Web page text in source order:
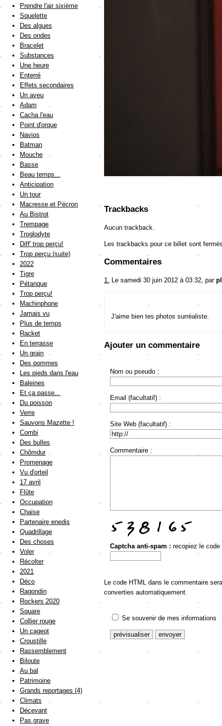
Trackbacks
Aucun trackback.
Les trackbacks pour ce billet sont
Commentaires
1. Le samedi 30 juin 2012 à 03:32, par
J'aime bien tes photos surréaliste.
Ajouter un commentaire
Nom ou pseudo :
Email (facultatif) :
Site Web (facultatif) :
Commentaire :
Captcha anti-spam : recopiez le code
Le code HTML dans le commentaire
converties automatiquement.
Se souvenir de mes informations
Prendre l'air sixième
Squelette
Des algues
Des ondes
Bracelet
Substances
Une heure
Enterré
Effets secondaires
Un aveu
Adam
Cacha l'eau
Point d'orque
Navios
Batman
Mouche
Basse
Beau temps...
Anticipation
Un tour
Macresse et Pécron
Au Bistrot
Trempage
Troglodyte
Diff' trop perçu!
Trop perçu (suite)
2022
Tigre
Pétanque
Trop perçu!
Machinphone
Jamais vu
Plus de temps
Racket
En terrasse
Un grain
Des pommes
Les pieds dans l'eau
Baleines
Et ça passe...
Du poisson
Verre
Sauvons Mazette !
Combi
Des bulles
Chômdur
Promenage
Vu d'orteil
17 avril
Flûte
Occupation
Chaise
Partenaire enedis
Quadrillage
Des choses
Voler
Récolter
2021
Déco
Ragondin
Rockers 2020
Square
Collier rouge
Un cageot
Croustille
Rassemblement
Biloute
Au bal
Patrimoine
Grands reportages (4)
Climats
Décevant
Pas grave